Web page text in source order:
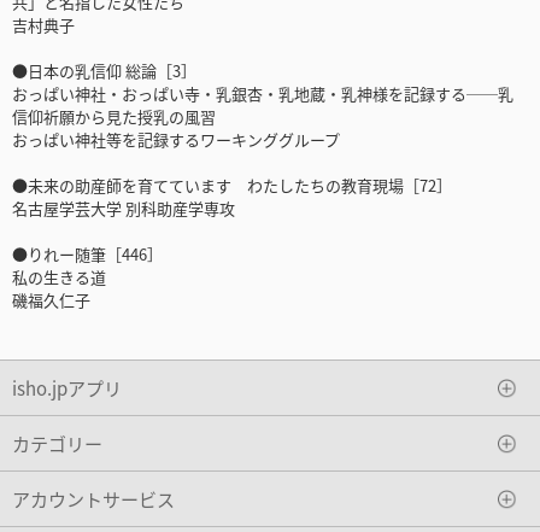
吉村典子
●日本の乳信仰 総論［3］
おっぱい神社・おっぱい寺・乳銀杏・乳地蔵・乳神様を記録する──乳
信仰祈願から見た授乳の風習
おっぱい神社等を記録するワーキンググループ
●未来の助産師を育てています わたしたちの教育現場［72］
名古屋学芸大学 別科助産学専攻
●りれー随筆［446］
私の生きる道
磯福久仁子
isho.jpアプリ
カテゴリー
アカウントサービス